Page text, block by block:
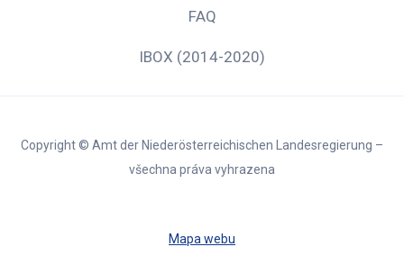
FAQ
IBOX (2014-2020)
Copyright © Amt der Niederösterreichischen Landesregierung –
všechna práva vyhrazena
Mapa webu